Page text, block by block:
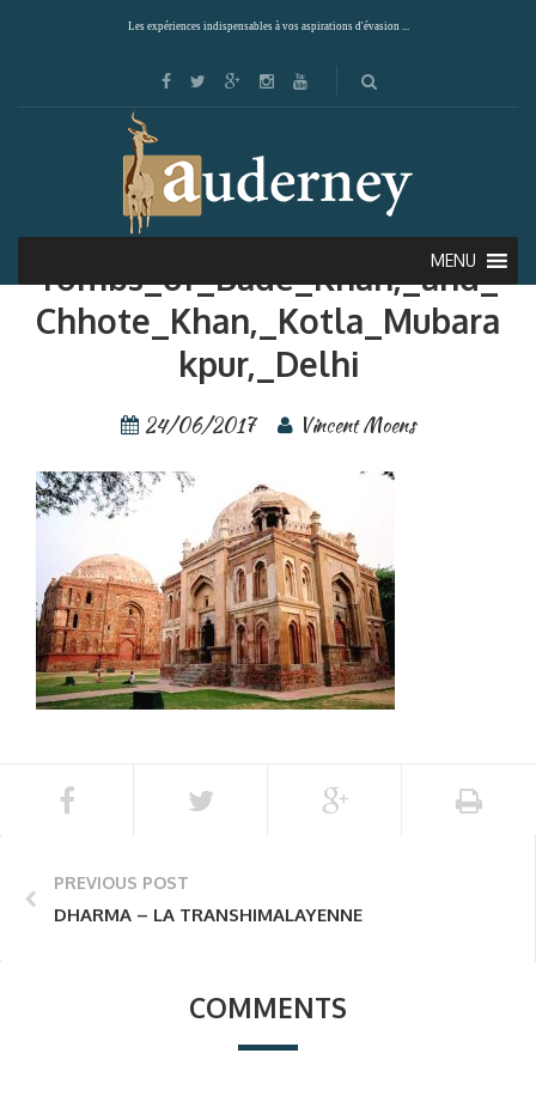
Les expériences indispensables à vos aspirations d'évasion ...
MENU
Giuc—Inde—
Tombs_of_Bade_Khan,_and_
Chhote_Khan,_Kotla_Mubara
kpur,_Delhi
24/06/2017 Vincent Moens
PREVIOUS POST
DHARMA – LA TRANSHIMALAYENNE
COMMENTS